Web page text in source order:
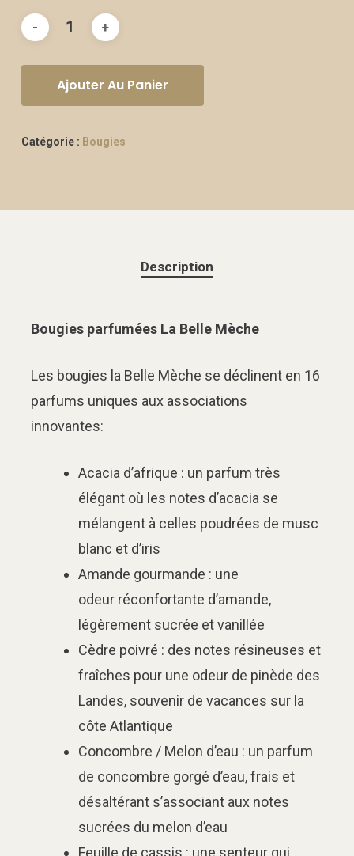
Ajouter Au Panier
Catégorie : Bougies
Description
Bougies parfumées La Belle Mèche
Les bougies la Belle Mèche se déclinent en 16
parfums uniques aux associations
innovantes:
Acacia d’afrique : un parfum très
élégant où les notes d’acacia se
mélangent à celles poudrées de musc
blanc et d’iris
Amande gourmande : une
odeur réconfortante d’amande,
légèrement sucrée et vanillée
Cèdre poivré : des notes résineuses et
fraîches pour une odeur de pinède des
Landes, souvenir de vacances sur la
côte Atlantique
Concombre / Melon d’eau : un parfum
de concombre gorgé d’eau, frais et
désaltérant s’associant aux notes
sucrées du melon d’eau